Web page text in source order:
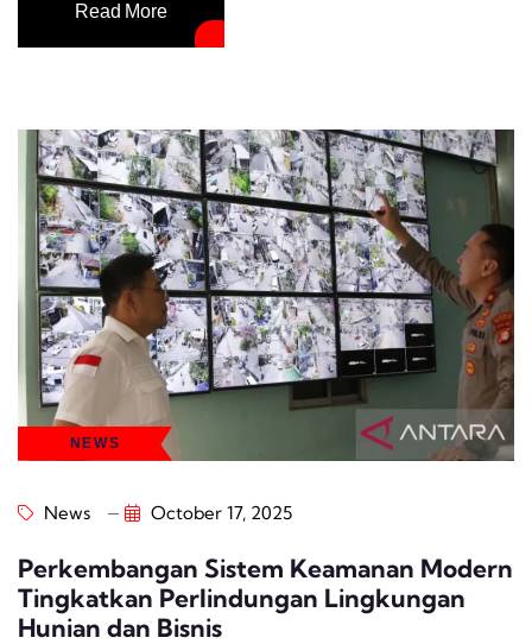
Read More
NEWS
News October 17, 2025
Perkembangan Sistem Keamanan Modern
Tingkatkan Perlindungan Lingkungan
Hunian dan Bisnis